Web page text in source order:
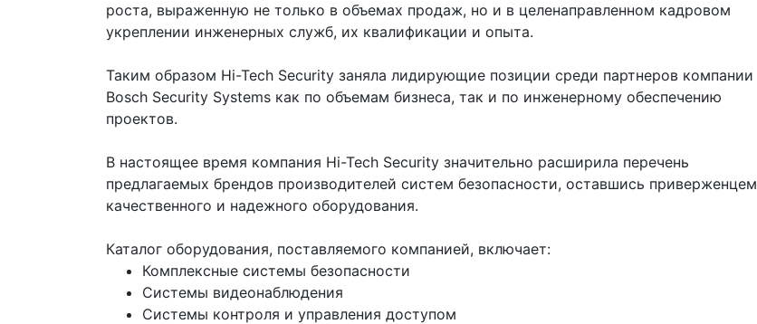
роста, выраженную не только в объемах продаж, но и в целенаправленном кадровом
укреплении инженерных служб, их квалификации и опыта.
Таким образом Hi-Tech Security заняла лидирующие позиции среди партнеров компании
Bosch Security Systems как по объемам бизнеса, так и по инженерному обеспечению
проектов.
В настоящее время компания Hi-Tech Security значительно расширила перечень
предлагаемых брендов производителей систем безопасности, оставшись приверженцем
качественного и надежного оборудования.
Каталог оборудования, поставляемого компанией, включает:
Комплексные системы безопасности
Системы видеонаблюдения
Системы контроля и управления доступом